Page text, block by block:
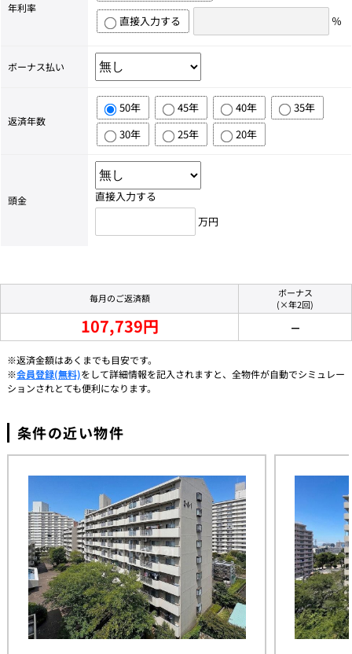
年利率
直接入力する ％
ボーナス払い
返済年数
50年 45年 40年
35年
30年
25年 20年
頭金
直接入力する
万円
毎月のご返済額
ボーナス
(×年2回)
107,739円 －
※返済金額はあくまでも目安です。
※会員登録(無料)をして詳細情報を記入されますと、全物件が自動でシミュレー
ションされとても便利になります。
条件の近い物件